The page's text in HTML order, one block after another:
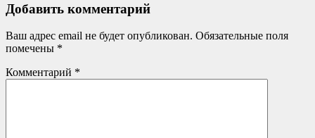
Добавить комментарий
Ваш адрес email не будет опубликован. Обязательные поля
помечены *
Комментарий *